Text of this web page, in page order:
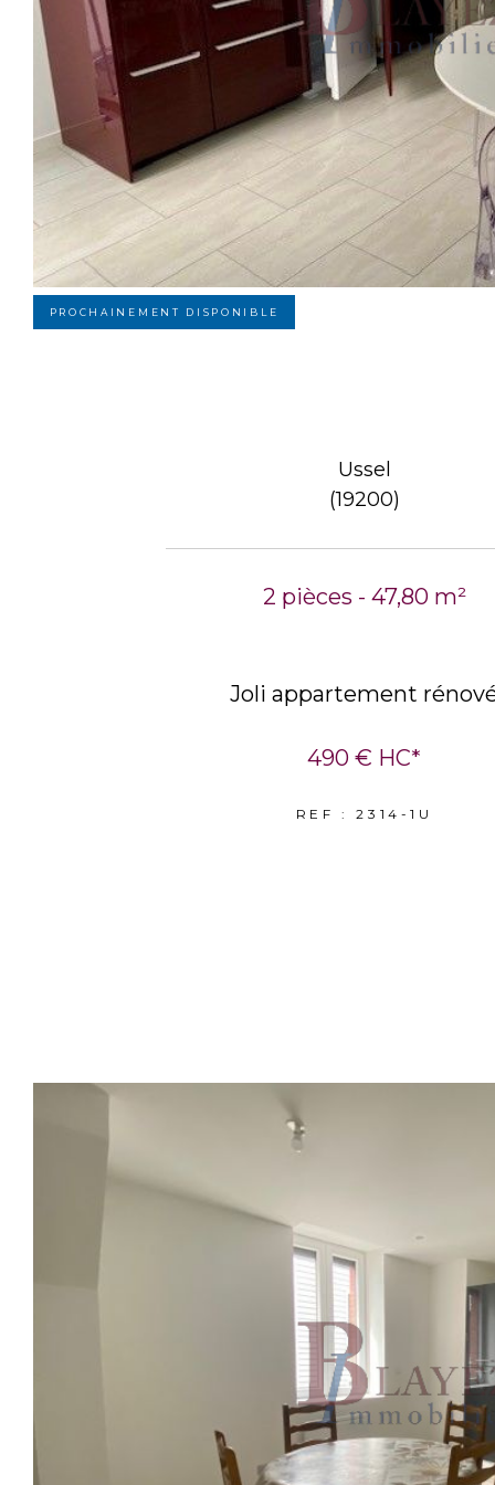
PROCHAINEMENT DISPONIBLE
Ussel
(19200)
2 pièces - 47,80 m²
Joli appartement
490 € HC*
REF : 2314-1U